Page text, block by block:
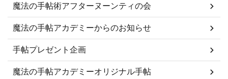
魔法の手帖術アフターヌーンティの会
魔法の手帖アカデミーからのお知らせ
手帖プレゼント企画
魔法の手帖アカデミーオリジナル手帖